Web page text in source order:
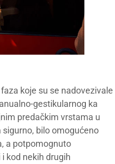
koje su se nadovezivale
gestikularnog ka
predačkim vrstama u
bilo omogućeno
a potpomognuto
kod nekih drugih